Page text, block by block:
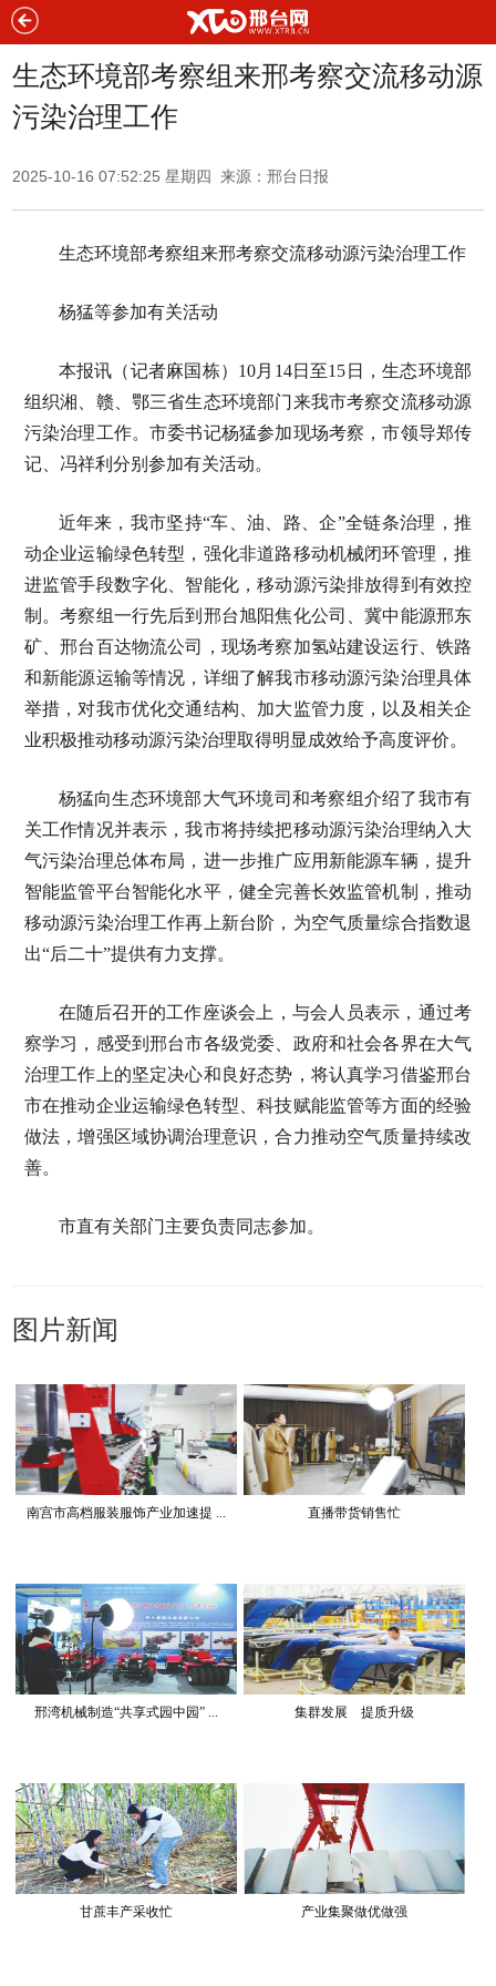
生态环境部考察组来邢考察交流移动源
污染治理工作
2025-10-16 07:52:25 星期四 来源：邢台日报
生态环境部考察组来邢考察交流移动源污染治理工作
杨猛等参加有关活动
本报讯（记者麻国栋）10月14日至15日，生态环境部
组织湘、赣、鄂三省生态环境部门来我市考察交流移动源
污染治理工作。市委书记杨猛参加现场考察，市领导郑传
记、冯祥利分别参加有关活动。
近年来，我市坚持“车、油、路、企”全链条治理，推
动企业运输绿色转型，强化非道路移动机械闭环管理，推
进监管手段数字化、智能化，移动源污染排放得到有效控
制。考察组一行先后到邢台旭阳焦化公司、冀中能源邢东
矿、邢台百达物流公司，现场考察加氢站建设运行、铁路
和新能源运输等情况，详细了解我市移动源污染治理具体
举措，对我市优化交通结构、加大监管力度，以及相关企
业积极推动移动源污染治理取得明显成效给予高度评价。
杨猛向生态环境部大气环境司和考察组介绍了我市有
关工作情况并表示，我市将持续把移动源污染治理纳入大
气污染治理总体布局，进一步推广应用新能源车辆，提升
智能监管平台智能化水平，健全完善长效监管机制，推动
移动源污染治理工作再上新台阶，为空气质量综合指数退
出“后二十”提供有力支撑。
在随后召开的工作座谈会上，与会人员表示，通过考
察学习，感受到邢台市各级党委、政府和社会各界在大气
治理工作上的坚定决心和良好态势，将认真学习借鉴邢台
市在推动企业运输绿色转型、科技赋能监管等方面的经验
做法，增强区域协调治理意识，合力推动空气质量持续改
善。
市直有关部门主要负责同志参加。
图片新闻
南宫市高档服装服饰产业加速提 ... 直播带货销售忙
邢湾机械制造“共享式园中园” ... 集群发展 提质升级
甘蔗丰产采收忙 产业集聚做优做强